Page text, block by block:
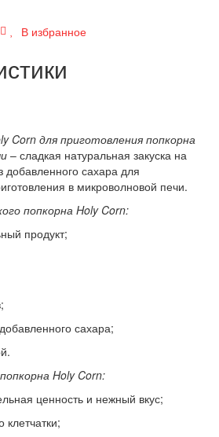
В избранное
Corn для приготовления попкорна
– сладкая натуральная закуска на
добавленного сахара для
в микроволновой печи.
попкорна Holy Corn:
продукт;
сахара;
Holy Corn:
ценность и нежный вкус;
клетчатки;